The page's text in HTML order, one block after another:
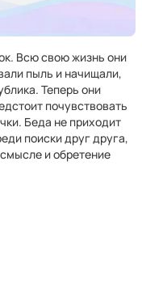
Всю свою жизнь они
пыль и начищали,
Теперь они
почувствовать
Беда не приходит
поиски друг друга,
и обретение